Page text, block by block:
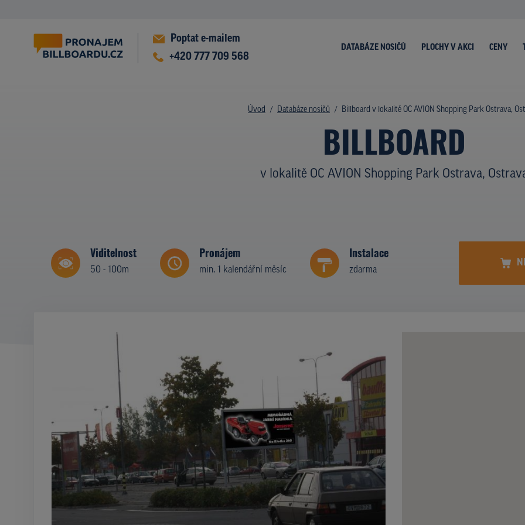
Poptat e-mailem
+420 777 709 568
DATABÁZE NOSIČŮ PLOCHY V AKCI CENY
Úvod Databáze nosičů Billboard v lokalitě OC AVION Shopping Park Ostrava,
BILLBOARD
v lokalitě OC AVION Shopping Park Ostrava,
Viditelnost
50 - 100m
Pronájem
min. 1 kalendářní měsíc
Instalace
zdarma